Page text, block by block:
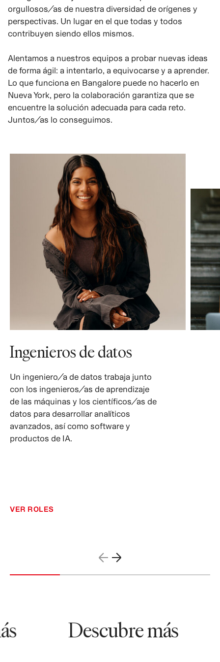
orgullosos/as de nuestra diversidad de orígenes y
perspectivas. Un lugar en el que todas y todos
contribuyen siendo ellos mismos.
Alentamos a nuestros equipos a probar nuevas ideas
de forma ágil: a intentarlo, a equivocarse y a aprender.
Lo que funciona en Bangalore puede no hacerlo en
Nueva York, pero la colaboración garantiza que se
encuentre la solución adecuada para cada reto.
Juntos/as lo conseguimos.
Ingenieros de datos
Un ingeniero/a de datos trabaja junto
con los ingenieros/as de aprendizaje
de las máquinas y los científicos/as de
datos para desarrollar analíticos
avanzados, así como software y
productos de IA.
VER ROLES
Descubre más